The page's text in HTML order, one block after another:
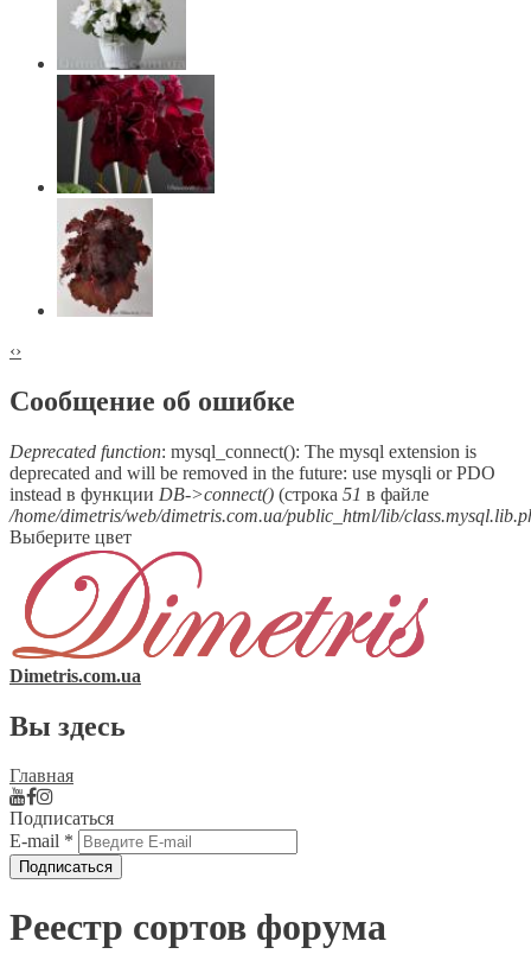
‹›
Сообщение об ошибке
Deprecated function: mysql_connect(): The mysql extension is
deprecated and will be removed in the future: use mysqli or PDO
instead в функции DB->connect() (строка 51 в файле
/home/dimetris/web/dimetris.com.ua/public_html/lib/
Выберите цвет
Dimetris.com.ua
Вы здесь
Главная
Подписаться
E-mail *
Реестр сортов форума